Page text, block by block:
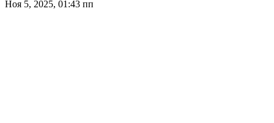
Ноя 5, 2025, 01:43 пп